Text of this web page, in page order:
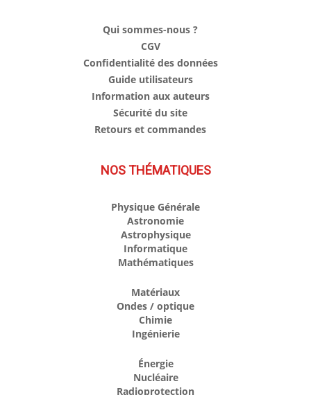
Qui sommes-nous ?
CGV
Confidentialité des données
Guide utilisateurs
Information aux auteurs
Sécurité du site
Retours et commandes
NOS THÉMATIQUES
Physique Générale
Astronomie
Astrophysique
Informatique
Mathématiques
Matériaux
Ondes / optique
Chimie
Ingénierie
Énergie
Nucléaire
Radioprotection